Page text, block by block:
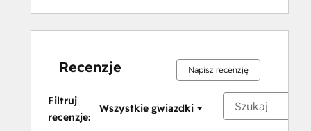
Recenzje Napisz recenzję
Filtruj
recenzje:
Wszystkie gwiazdki